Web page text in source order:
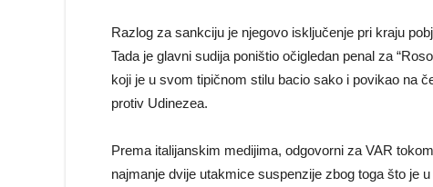
Razlog za sankciju je njegovo isključenje pri kraju
Tada je glavni sudija poništio očigledan penal za
koji je u svom tipičnom stilu bacio sako i povikao na
protiv Udinezea.
Prema italijanskim medijima, odgovorni za VAR
najmanje dvije utakmice suspenzije zbog toga što je